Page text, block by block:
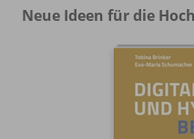
Neue Ideen für die